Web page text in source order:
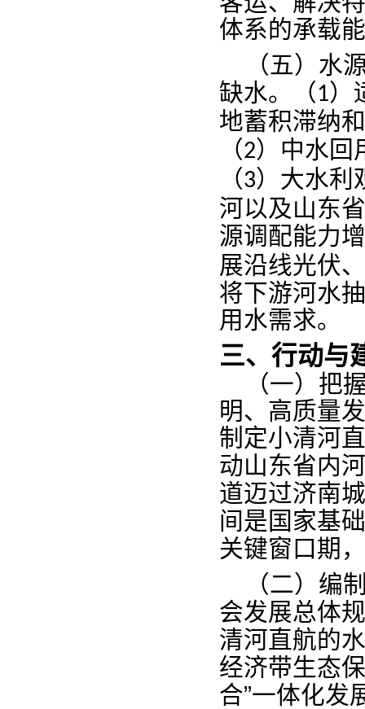
体系的承载
（五 ） 水
缺水。 （1）
地蓄积滞纳
（2）中水回
（3）大水利
河以及山东省
源调配能力
展沿线光伏、
将下游河水
用水需求。
三、 行动与
（一） 把
明、高质量
制定小清河
动山东省内河
道迈过济南
间是国 家基
关键窗口期，
（二） 编
会发展总体
清河直航的
经济带生态
合”一体化发